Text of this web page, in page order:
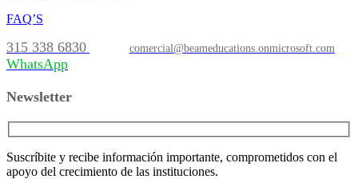
FAQ’S
315 338 6830 comercial@beameducations.onmicrosoft.com
WhatsApp
Newsletter
Suscríbite y recibe información importante, comprometidos con el
apoyo del crecimiento de las instituciones.